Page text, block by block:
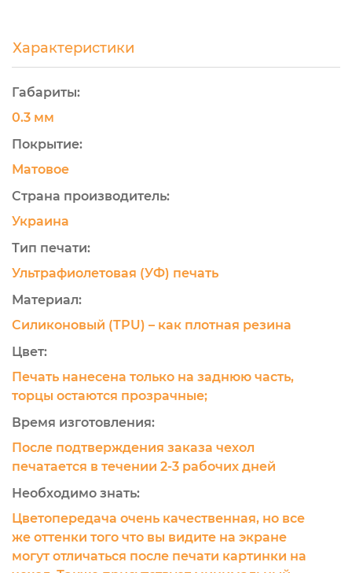
Характеристики
Габариты:
0.3 мм
Покрытие:
Матовое
Страна производитель:
Украина
Тип печати:
Ультрафиолетовая (УФ) печать
Материал:
Силиконовый (TPU) – как плотная резина
Цвет:
Печать нанесена только на заднюю часть,
торцы остаются прозрачные;
Время изготовления:
После подтверждения заказа чехол
печатается в течении 2-3 рабочих дней
Необходимо знать:
Цветопередача очень качественная, но все
же оттенки того что вы видите на экране
могут отличаться после печати картинки на